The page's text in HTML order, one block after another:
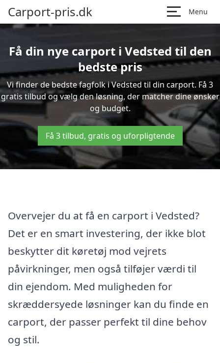
Carport-pris.dk Menu
Få din nye carport i Vedsted til den
bedste pris
Vi finder de bedste fagfolk i Vedsted til din carport. Få 3
gratis tilbud og vælg den løsning, der matcher dine ønsker
og budget.
Få 3 tilbud, gratis og uforpligtende
Overvejer du at få en carport i Vedsted?
Det er en smart investering, der ikke blot
beskytter dit køretøj mod vejrets
påvirkninger, men også tilføjer værdi til
din ejendom. Med muligheden for
skræddersyede løsninger kan du finde en
carport, der passer perfekt til dine behov
og stil.